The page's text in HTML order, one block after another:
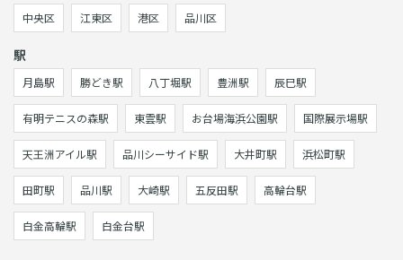
中央区 江東区 港区 品川区
駅
月島駅 勝どき駅 八丁堀駅 豊洲駅 辰巳駅
有明テニスの森駅 東雲駅 お台場海浜公園駅 国際展示場駅
天王洲アイル駅 品川シーサイド駅 大井町駅 浜松町駅
田町駅 品川駅 大崎駅 五反田駅 高輪台駅
白金高輪駅 白金台駅